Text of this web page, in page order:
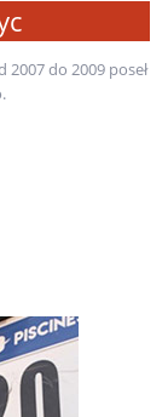
do 2009 poseł